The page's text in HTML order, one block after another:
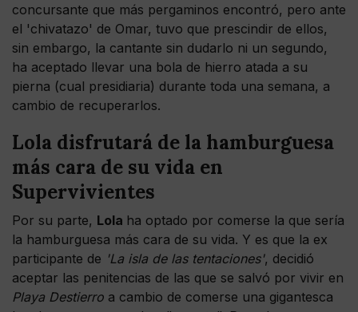
concursante que más pergaminos encontró, pero ante
el 'chivatazo' de Omar, tuvo que prescindir de ellos,
sin embargo, la cantante sin dudarlo ni un segundo,
ha aceptado llevar una bola de hierro atada a su
pierna (cual presidiaria) durante toda una semana, a
cambio de recuperarlos.
Lola disfrutará de la hamburguesa
más cara de su vida en
Supervivientes
Por su parte, Lola ha optado por comerse la que sería
la hamburguesa más cara de su vida. Y es que la ex
participante de 'La isla de las tentaciones', decidió
aceptar las penitencias de las que se salvó por vivir en
Playa Destierro a cambio de comerse una gigantesca